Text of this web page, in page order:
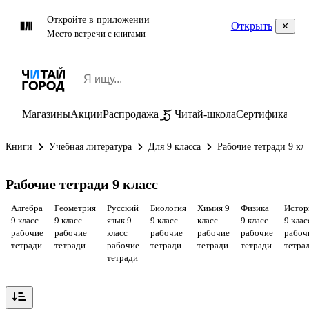
Откройте в приложении
Место встречи с книгами
Открыть
МагазиныАкцииРаспродажа Читай-школаСертификаты
Книги Учебная литература Для 9 класса Рабочие тетради 9
Рабочие тетради 9 класс
Алгебра
9 класс
рабочие
тетради
Геометрия
9 класс
рабочие
тетради
Русский
язык 9
класс
рабочие
тетради
Биология
9 класс
рабочие
тетради
Химия 9
класс
рабочие
тетради
Физика
9 класс
рабочие
тетради
9